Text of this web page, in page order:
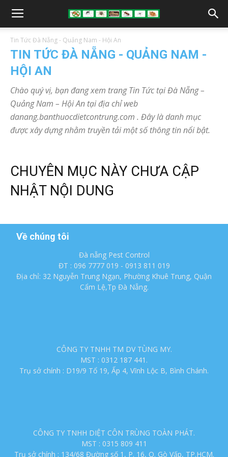
Tin Tức Đà Nẵng - Quảng Nam - Hội An
TIN TỨC ĐÀ NẴNG - QUẢNG NAM -
HỘI AN
Chào quý vị, bạn đang xem trang Tin Tức tại Đà Nẵng –
Quảng Nam – Hội An tại địa chỉ web
danang.banthuocdietcontrung.com . Đây là danh mục
được xây dựng nhằm truyền tải một số thông tin nổi bật.
CHUYÊN MỤC NÀY CHƯA CẬP
NHẬT NỘI DUNG
Về chúng tôi
Đà nẵng Pest Control
ĐT : 096 7777 019 - 0913 811 019
Địa chỉ: 32 Nguyễn Trung Ngạn, Phường Khuê Trung, Quận
Cẩm Lệ,Tp Đà Nẵng.
CÔNG TY TNHH TM DV TÙNG MY.
MST : 0312 187 441.
Trụ sở chính : D19/9 Tổ 19, Ấp 4, Vĩnh Lộc B, Bình Chánh.
CÔNG TY TNHH DIỆT CÔN TRÙNG TOÀN PHÁT.
MST : 0315 809 411
Trụ sở chính : 134/68 Đường số 1, P. 16, Q. Gò Vấp, TP.HCM.